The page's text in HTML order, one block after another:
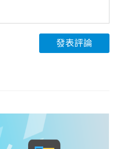
發表評論